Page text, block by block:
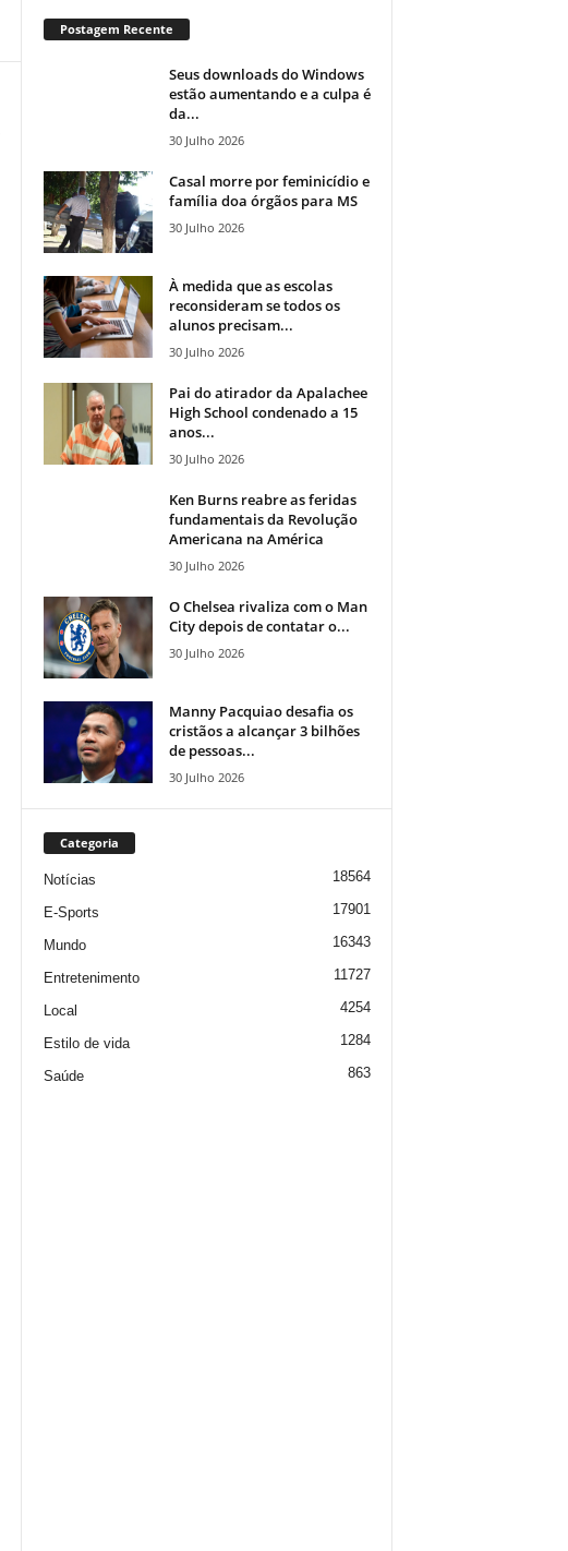
Postagem Recente
Seus downloads do Windows
estão aumentando e a culpa é
da...
30 Julho 2026
Casal morre por feminicídio e
família doa órgãos para MS
30 Julho 2026
À medida que as escolas
reconsideram se todos os
alunos precisam...
30 Julho 2026
Pai do atirador da Apalachee
High School condenado a 15
anos...
30 Julho 2026
Ken Burns reabre as feridas
fundamentais da Revolução
Americana na América
30 Julho 2026
O Chelsea rivaliza com o Man
City depois de contatar o...
30 Julho 2026
Manny Pacquiao desafia os
cristãos a alcançar 3 bilhões
de pessoas...
30 Julho 2026
Categoria
Notícias 18564
E-Sports 17901
Mundo 16343
Entretenimento 11727
Local 4254
Estilo de vida 1284
Saúde 863